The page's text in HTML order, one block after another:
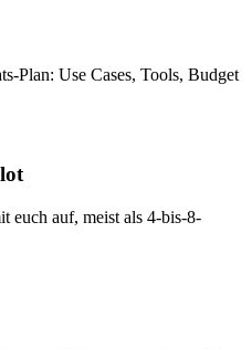
Plan: Use Cases, Tools, Budget
euch auf, meist als 4-bis-8-